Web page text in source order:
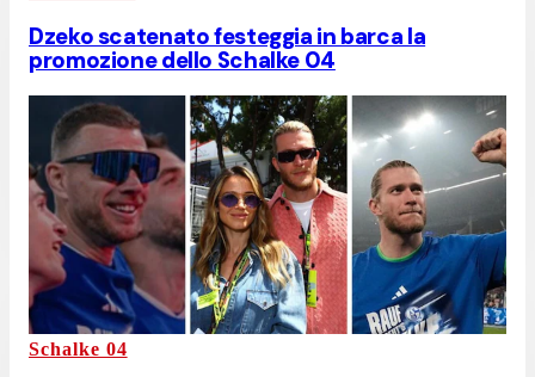
Dzeko scatenato festeggia in barca la
promozione dello Schalke 04
Schalke 04